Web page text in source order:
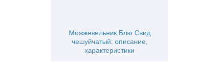
Можжевельник Блю Свид
чешуйчатый: описание,
характеристики